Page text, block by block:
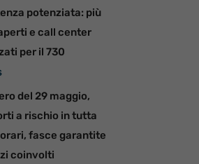
potenziata: più
e call center
per il 730
del 29 maggio,
a rischio in tutta
fasce garantite
coinvolti